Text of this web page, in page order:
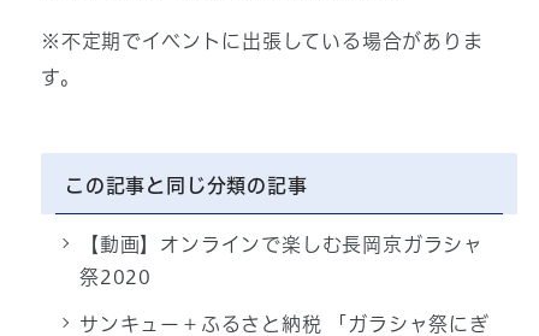
※不定期でイベントに出張している場合がありま
す。
この記事と同じ分類の記事
【動画】オンラインで楽しむ長岡京ガラシャ
祭2020
サンキュー＋ふるさと納税 「ガラシャ祭にぎ